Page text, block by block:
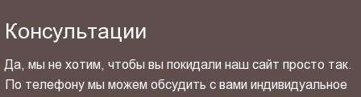
Консультации
Да, мы не хотим, чтобы вы покидали наш сайт просто так.
По телефону мы можем обсудить с вами индивидуальное